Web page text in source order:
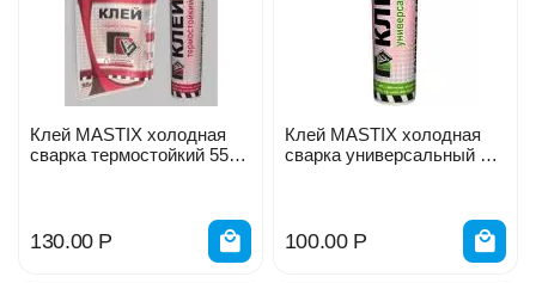
Клей MASTIX холодная
сварка термостойкий 55г
130.00 Р
Клей MASTIX холодная
сварка универсальный 55г
100.00 Р